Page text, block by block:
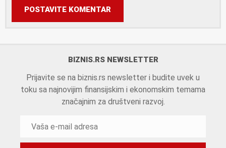
POSTAVITE KOMENTAR
BIZNIS.RS NEWSLETTER
Prijavite se na biznis.rs newsletter i budite uvek u
toku sa najnovijim finansijskim i ekonomskim temama
značajnim za društveni razvoj.